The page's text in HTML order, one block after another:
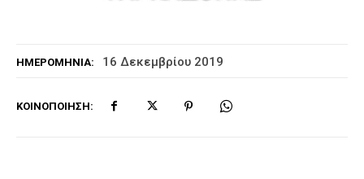
ΗΜΕΡΟΜΗΝΊΑ: 16 Δεκεμβρίου 2019
ΚΟΙΝΟΠΟΊΗΣΗ: